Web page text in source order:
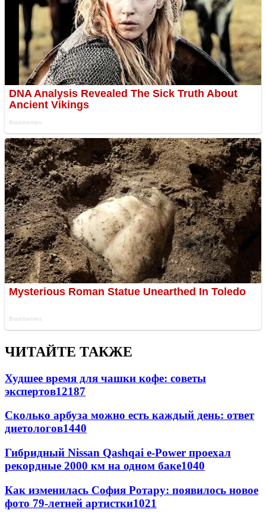
ЧИТАЙТЕ ТАКЖЕ
Худшее время для чашки кофе: советы
экспертов12187
Сколько арбуза можно есть каждый день: ответ
диетологов1440
Гибридный Nissan Qashqai e-Power проехал
рекордные 2000 км на одном баке1040
Как изменилась София Ротару: появилось новое
фото 79-летней артистки1021